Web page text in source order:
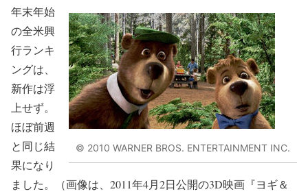
© 2010 WARNER BROS. ENTERTAINMENT INC.
年末年始
の全米興
行ランキ
ングは、
新作は浮
上せず。
ほぼ前週
と同じ結
果になり
ました。（画像は、2011年4月2日公開の3D映画『ヨギ＆